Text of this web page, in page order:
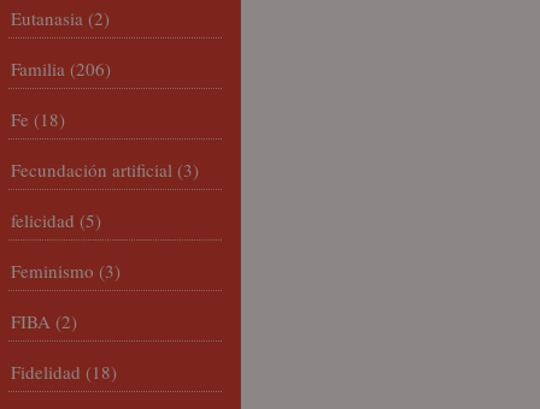
Eutanasia (2)
Familia (206)
Fe (18)
Fecundación artificial (3)
felicidad (5)
Feminismo (3)
FIBA (2)
Fidelidad (18)